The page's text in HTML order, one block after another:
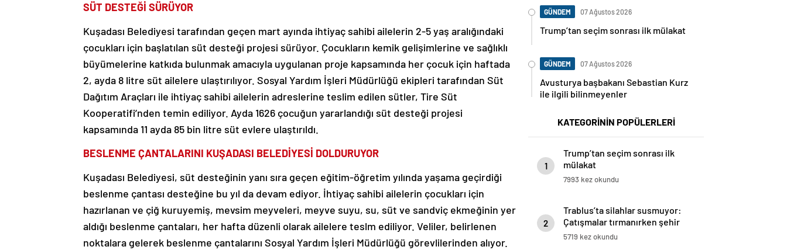
SÜT DESTEĞİ SÜRÜYOR
Kuşadası Belediyesi tarafından geçen mart ayında ihtiyaç sahibi ailelerin 2-5 yaş aralığındaki
çocukları için başlatılan süt desteği projesi sürüyor. Çocukların kemik gelişimlerine ve sağlıklı
büyümelerine katkıda bulunmak amacıyla uygulanan proje kapsamında her çocuk için haftada
2, ayda 8 litre süt ailelere ulaştırılıyor. Sosyal Yardım İşleri Müdürlüğü ekipleri tarafından Süt
Dağıtım Araçları ile ihtiyaç sahibi ailelerin adreslerine teslim edilen sütler, Tire Süt
Kooperatifi’nden temin ediliyor. Ayda 1626 çocuğun yararlandığı süt desteği projesi
kapsamında 11 ayda 85 bin litre süt evlere ulaştırıldı.
BESLENME ÇANTALARINI KUŞADASI BELEDİYESİ DOLDURUYOR
Kuşadası Belediyesi, süt desteğinin yanı sıra geçen eğitim-öğretim yılında yaşama geçirdiği
beslenme çantası desteğine bu yıl da devam ediyor. İhtiyaç sahibi ailelerin çocukları için
hazırlanan ve çiğ kuruyemiş, mevsim meyveleri, meyve suyu, su, süt ve sandviç ekmeğinin yer
aldığı beslenme çantaları, her hafta düzenli olarak ailelere teslm ediliyor. Veliler, belirlenen
noktalara gelerek beslenme çantalarını Sosyal Yardım İşleri Müdürlüğü görevlilerinden alıyor.
GÜNDEM 07 Ağustos 2026
Trump’tan seçim sonrası ilk mülakat
GÜNDEM 07 Ağustos 2026
Avusturya başbakanı Sebastian Kurz
ile ilgili bilinmeyenler
KATEGORİNİN POPÜLERLERİ
1
Trump’tan seçim sonrası ilk
mülakat
7993 kez okundu
2
Trablus’ta silahlar susmuyor:
Çatışmalar tırmanırken şehir
alarmda
5719 kez okundu